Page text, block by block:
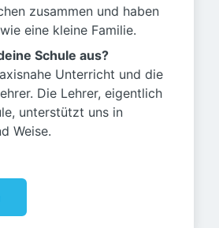
zusammen und haben
eine kleine Familie.
Schule aus?
Unterricht und die
Die Lehrer, eigentlich
unterstützt uns in
Weise.